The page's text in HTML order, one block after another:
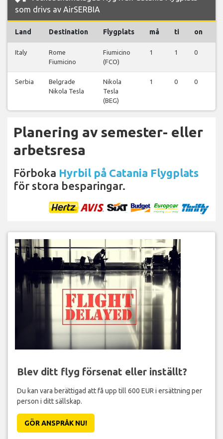
som drivs av AirSERBIA
Land Destination Flygplats må ti on
Italy
Rome
Fiumicino
Fiumicino
(FCO)
1 1 0
Serbia
Belgrade
Nikola Tesla
Nikola
Tesla
(BEG)
1 0 0
Planering av semester- eller
arbetsresa
Förboka Hyrbil på Catania Flygplats
för stora besparingar.
Blev ditt flyg försenat eller inställt?
Du kan vara berättigad att få upp till 600 EUR i ersättning per
person i ditt sällskap.
GÖR ANSPRÅK NU!